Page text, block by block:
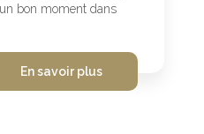
bon moment dans
En savoir plus